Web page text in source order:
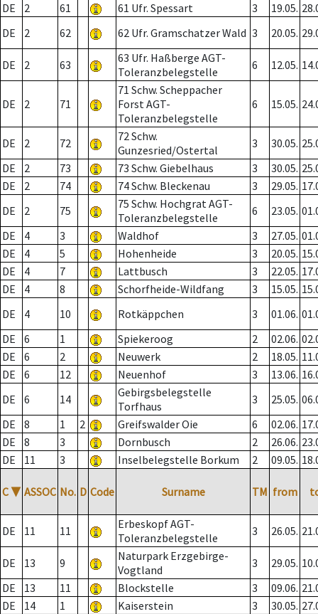
DE 2 61 61 Ufr. Spessart 3 19.05.
DE
2 62 62 Ufr. Gramschatzer Wald 3 20.05.
DE 2 63
63 Ufr. Haßberge AGT-
Toleranzbelegstelle
6 12.05.
DE 2 71
71 Schw. Scheppacher
Forst AGT-
Toleranzbelegstelle
6 15.05.
DE 2 72
72 Schw.
Gunzesried/Ostertal
3 30.05.
DE
2 73 73 Schw. Giebelhaus 3 30.05.
DE
2 74 74 Schw. Bleckenau 3 29.05.
DE
2 75
75 Schw. Hochgrat AGT-
Toleranzbelegstelle
6 23.05.
DE
4 3 Waldhof 3 27.05.
DE
4 5 Hohenheide 3 20.05.
DE
4 7 Lattbusch 3 22.05.
DE
4 8 Schorfheide-Wildfang 3 15.05.
DE
4 10 Rotkäppchen 3 01.06.
DE
6 1 Spiekeroog 2 02.06.
DE
6 2 Neuwerk 2 18.05.
DE
6 12 Neuenhof 3 13.06.
DE
6 14
Gebirgsbelegstelle
Torfhaus
3 25.05.
DE
8 1 2 Greifswalder Oie 6 02.06.
DE
8 3 Dornbusch 2 26.06.
DE
11 3 Inselbelegstelle Borkum 2 09.05.
C ▼ ASSOC No. D Code Surname TM from
DE 11 11
Erbeskopf AGT-
Toleranzbelegstelle
3 26.05.
DE 13 9
Naturpark Erzgebirge-
Vogtland
3 29.05.
DE
13 11 Blockstelle 3 09.06.
DE
14 1 Kaiserstein 3 30.05.